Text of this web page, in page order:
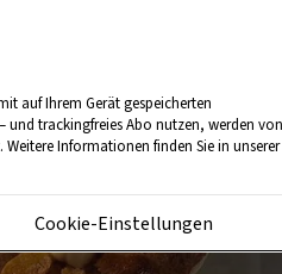
auf Ihrem Gerät gespeicherten
und trackingfreies Abo nutzen, werden von
Informationen finden Sie in unserer
Cookie-Einstellungen